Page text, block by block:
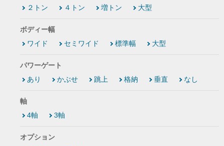
２トン
４トン 増トン 大型
ボディー幅
ワイド
セミワイド 標準幅 大型
パワーゲート
あり
かぶせ 跳上 格納 垂直 なし
軸
4軸
3軸
オプション